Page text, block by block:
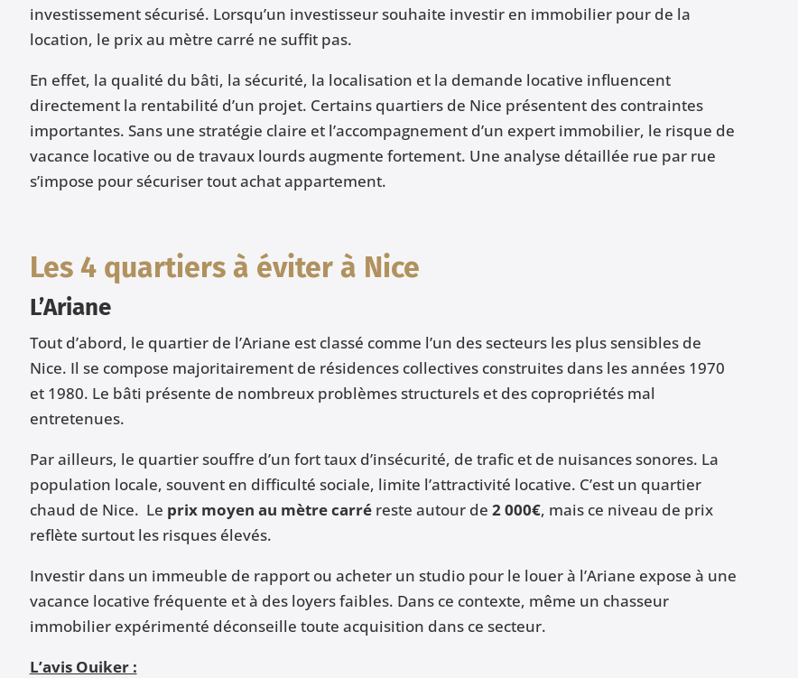
investissement sécurisé. Lorsqu’un investisseur souhaite investir en immobilier pour de la
location, le prix au mètre carré ne suffit pas.
En effet, la qualité du bâti, la sécurité, la localisation et la demande locative influencent
directement la rentabilité d’un projet. Certains quartiers de Nice présentent des contraintes
importantes. Sans une stratégie claire et l’accompagnement d’un expert immobilier, le risque de
vacance locative ou de travaux lourds augmente fortement. Une analyse détaillée rue par rue
s’impose pour sécuriser tout achat appartement.
Les 4 quartiersà éviter à Nice
L’Ariane
Tout d’abord, le quartier de l’Ariane est classé comme l’un des secteurs les plus sensibles de
Nice. Il se compose majoritairement de résidences collectives construites dans les années 1970
et 1980. Le bâti présente de nombreux problèmes structurels et des copropriétés mal
entretenues.
Par ailleurs, le quartier souffre d’un fort taux d’insécurité, de trafic et de nuisances sonores. La
population locale, souvent en difficulté sociale, limite l’attractivité locative. C’est un quartier
chaud de Nice. Le prix moyen au mètre carréreste autour de 2 000€, mais ce niveau de prix
reflète surtout les risques élevés.
Investir dans un immeuble de rapport ou acheter un studio pour le louer à l’Ariane expose à une
vacance locative fréquente et à des loyers faibles. Dans ce contexte, même un chasseur
immobilier expérimenté déconseille toute acquisition dans ce secteur.
L’avis Ouiker :